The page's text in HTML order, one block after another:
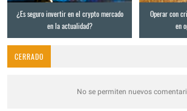
¿Es seguro invertir en el crypto mercado
en la actualidad?
Operar con
en
CERRADO
No se permiten nuevos